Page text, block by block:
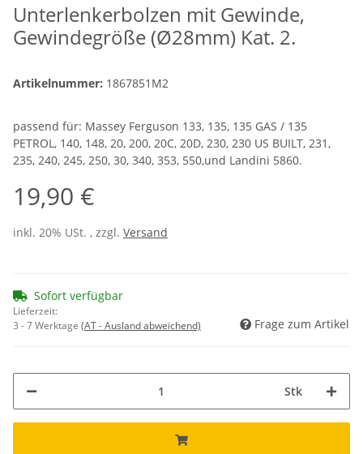
Unterlenkerbolzen mit Gewinde,
Gewindegröße (Ø28mm) Kat. 2.
Artikelnummer: 1867851M2
passend für: Massey Ferguson 133, 135, 135 GAS / 135
PETROL, 140, 148, 20, 200, 20C, 20D, 230, 230 US BUILT, 231,
235, 240, 245, 250, 30, 340, 353, 550,und Landini 5860.
19,90 €
inkl. 20% USt. , zzgl. Versand
Sofort verfügbar
Lieferzeit:
3 - 7 Werktage (AT - Ausland abweichend) Frage zum Artikel
Stk